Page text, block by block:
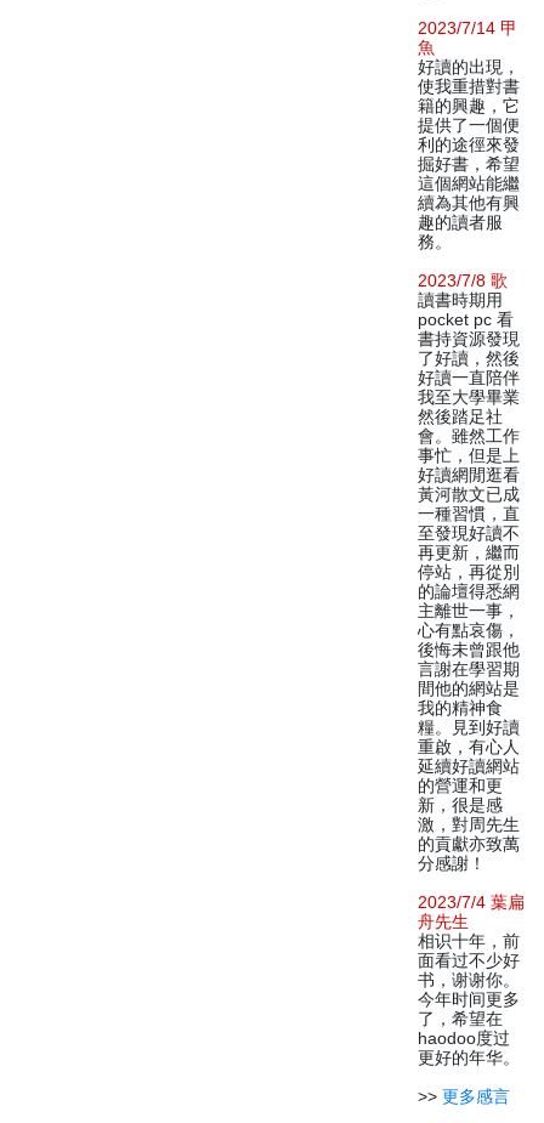
2023/7/14 甲
魚
好讀的出現，
使我重措對書
籍的興趣，它
提供了一個便
利的途徑來發
掘好書，希望
這個網站能繼
續為其他有興
趣的讀者服
務。
2023/7/8 歌
讀書時期用
pocket pc 看
書持資源發現
了好讀，然後
好讀一直陪伴
我至大學畢業
然後踏足社
會。雖然工作
事忙，但是上
好讀網閒逛看
黃河散文已成
一種習慣，直
至發現好讀不
再更新，繼而
停站，再從別
的論壇得悉網
主離世一事，
心有點哀傷，
後悔未曾跟他
言謝在學習期
間他的網站是
我的精神食
糧。見到好讀
重啟，有心人
延續好讀網站
的營運和更
新，很是感
激，對周先生
的貢獻亦致萬
分感謝！
2023/7/4 葉扁
舟先生
相识十年，前
面看过不少好
书，谢谢你。
今年时间更多
了，希望在
haodoo度过
更好的年华。
>> 更多感言